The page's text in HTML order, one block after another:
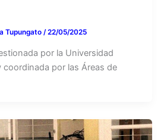
Tupungato /22/05/2025
por la Universidad
coordinada por las Áreas de